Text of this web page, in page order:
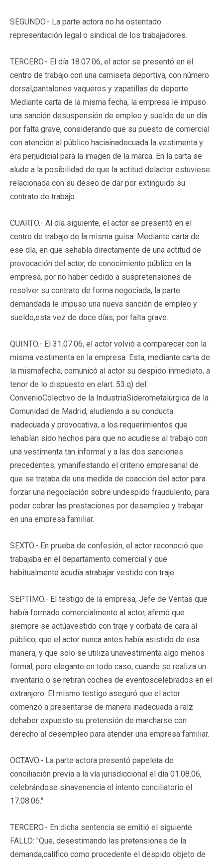
SEGUNDO.- La parte actora no ha ostentado
representación legal o sindical de los trabajadores.
TERCERO.- El día 18.07.06, el actor se presentó en el
centro de trabajo con una camiseta deportiva, con número
dorsal,pantalones vaqueros y zapatillas de deporte.
Mediante carta de la misma fecha, la empresa le impuso
una sanción desuspensión de empleo y sueldo de un día
por falta grave, considerando que su puesto de comercial
con atención al público hacíainadecuada la vestimenta y
era perjudicial para la imagen de la marca. En la carta se
alude a la posibilidad de que la actitud delactor estuviese
relacionada con su deseo de dar por extinguido su
contrato de trabajo.
CUARTO.- Al día siguiente, el actor se presentó en el
centro de trabajo de la misma guisa. Mediante carta de
ese día, en que sehabla directamente de una actitud de
provocación del actor, de conocimiento público en la
empresa, por no haber cedido a suspretensiones de
resolver su contrato de forma negociada, la parte
demandada le impuso una nueva sanción de empleo y
sueldo,esta vez de doce días, por falta grave.
QUINTO.- El 31.07.06, el actor volvió a comparecer con la
misma vestimenta en la empresa. Esta, mediante carta de
la mismafecha, comunicó al actor su despido inmediato, a
tenor de lo dispuesto en elart. 53.q) del
ConvenioColectivo de la IndustriaSiderometalúrgica de la
Comunidad de Madrid, aludiendo a su conducta
inadecuada y provocativa, a los requerimientos que
lehabían sido hechos para que no acudiese al trabajo con
una vestimenta tan informal y a las dos sanciones
precedentes; ymanifestando el criterio empresarial de
que se trataba de una medida de coacción del actor para
forzar una negociación sobre undespido fraudulento, para
poder cobrar las prestaciones por desempleo y trabajar
en una empresa familiar.
SEXTO.- En prueba de confesión, el actor reconoció que
trabajaba en el departamento comercial y que
habitualmente acudía atrabajar vestido con traje.
SEPTIMO.- El testigo de la empresa, Jefe de Ventas que
había formado comercialmente al actor, afirmó que
siempre se actúavestido con traje y corbata de cara al
público, que el actor nunca antes había asistido de esa
manera, y que solo se utiliza unavestimenta algo menos
formal, pero elegante en todo caso, cuando se realiza un
inventario o se retiran coches de eventoscelebrados en el
extranjero. El mismo testigo aseguró que el actor
comenzó a presentarse de manera inadecuada a raíz
dehaber expuesto su pretensión de marcharse con
derecho al desempleo para atender una empresa familiar.
OCTAVO.- La parte actora presentó papeleta de
conciliación previa a la vía jurisdiccional el día 01.08.06,
celebrándose sinavenencia el intento conciliatorio el
17.08.06."
TERCERO.- En dicha sentencia se emitió el siguiente
FALLO: "Que, desestimando las pretensiones de la
demanda,califico como procedente el despido objeto de